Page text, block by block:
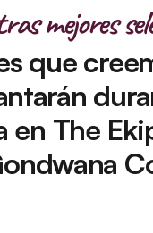
mejores
que
en The